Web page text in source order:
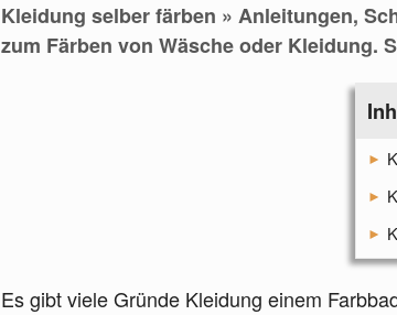
Kleidung selber färben » Anleitungen,
zum Färben von Wäsche oder Kleidung.
Es gibt viele Gründe Kleidung einem